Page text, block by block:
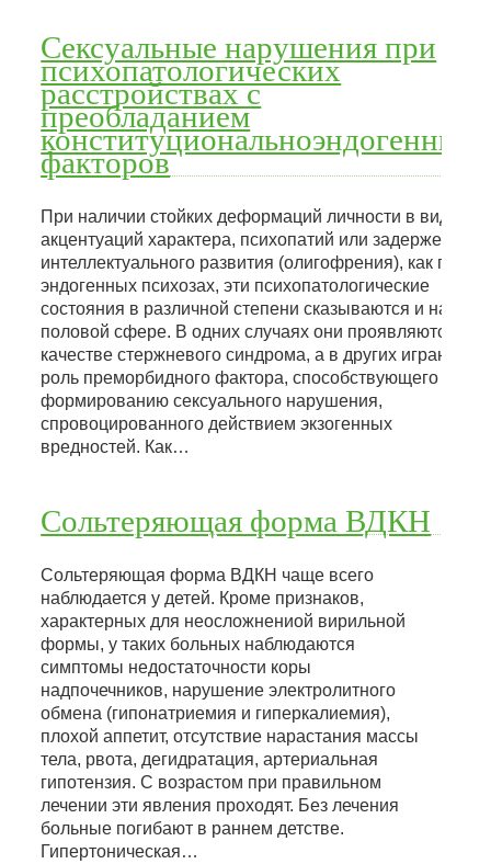
Сексуальные нарушения при
психопатологических
расстройствах с
преобладанием
конституциональноэндогенных
факторов
При наличии стойких деформаций личности в виде
акцентуаций характера, психопатий или задержек
интеллектуального развития (олигофрения), как при
эндогенных психозах, эти психопатологические
состояния в различной степени сказываются и на
половой сфере. В одних случаях они проявляются в
качестве стержневого синдрома, а в других играют
роль преморбидного фактора, способствующего
формированию сексуального нарушения,
спровоцированного действием экзогенных
вредностей. Как…
Сольтеряющая форма ВДКН
Сольтеряющая форма ВДКН чаще всего
наблюдается у детей. Кроме признаков,
характерных для неосложнениой вирильной
формы, у таких больных наблюдаются
симптомы недостаточности коры
надпочечников, нарушение электролитного
обмена (гипонатриемия и гиперкалиемия),
плохой аппетит, отсутствие нарастания массы
тела, рвота, дегидратация, артериальная
гипотензия. С возрастом при правильном
лечении эти явления проходят. Без лечения
больные погибают в раннем детстве.
Гипертоническая…